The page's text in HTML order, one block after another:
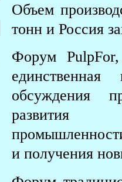
Объем
тонн и Россия
Форум
обсуждения
развития
и получения